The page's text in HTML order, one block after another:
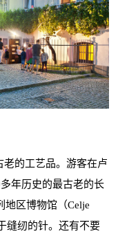
的工艺品。游客在卢
年历史的最古老的长
地区博物馆（Celje
缝纫的针。还有不要